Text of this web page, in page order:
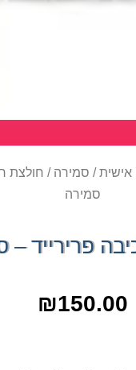
/ סמירה / חולצת
סמירה
פרירייד –
₪150.00